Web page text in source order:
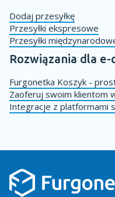
Dodaj przesyłkę
Przesyłki ekspresowe
Przesyłki
Rozwiązania dla
Furgonetka Koszyk -
Zaoferuj swoim klientom
Integracje z platformami